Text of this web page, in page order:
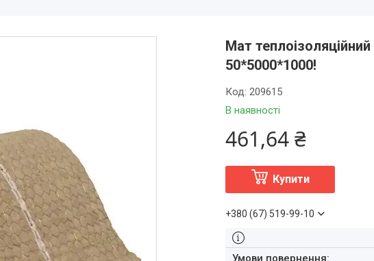
Мат
50*5000*1000!
В наявності
Код:209615
461,64 ₴
Купити
+380 (67) 519-99-10